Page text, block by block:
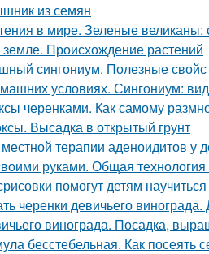
из семян
в мире. Зеленые
Происхождение растений
сингониум. Полезные
условиях. Сингониум:
черенками. Как самому
Высадка в открытый грунт
терапии аденоидитов у
руками. Общая
помогут детям
черенки девичьего
винограда. Посадка,
бесстебельная. Как посеять